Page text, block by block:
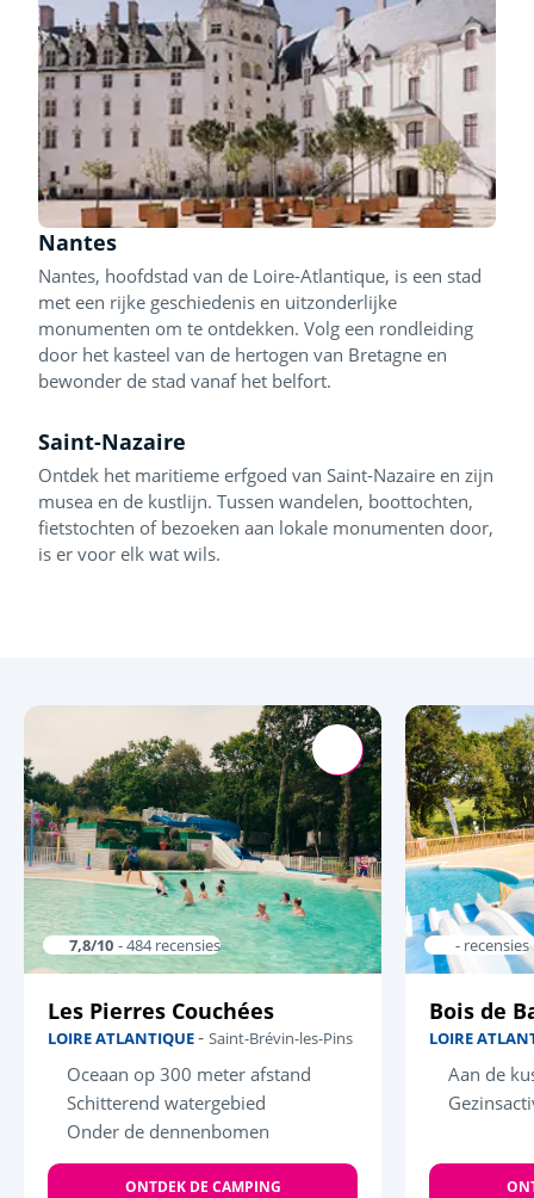
Nantes
Nantes, hoofdstad van de Loire-Atlantique, is een stad
met een rijke geschiedenis en uitzonderlijke
monumenten om te ontdekken. Volg een rondleiding
door het kasteel van de hertogen van Bretagne en
bewonder de stad vanaf het belfort.
Saint-Nazaire
Ontdek het maritieme erfgoed van Saint-Nazaire en zijn
musea en de kustlijn. Tussen wandelen, boottochten,
fietstochten of bezoeken aan lokale monumenten door,
is er voor elk wat wils.
7,8/10 - 484 recensies
Les Pierres Couchées
LOIRE ATLANTIQUE- Saint-Brévin-les-Pins
Oceaan op 300 meter afstand
Schitterend watergebied
Onder de dennenbomen
ONTDEK DE CAMPING
- recensies
Bois de
LOIRE
Aan de